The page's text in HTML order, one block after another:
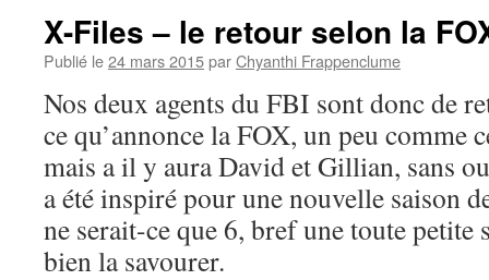
X-Files – le retour selon la
Publié le24 mars 2015parChyanthi Frappenclume
Nos deux agents du FBI sont donc de
ce qu’annonce la FOX, un peu comme
mais a il y aura David et Gillian, sans
a été inspiré pour une nouvelle saison
ne serait-ce que 6, bref une toute petite
bien la savourer.